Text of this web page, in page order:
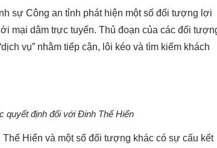
sự Công an tỉnh phát hiện một số đối tượng lợi
mại dâm trực tuyến. Thủ đoạn của các đối
vụ” nhằm tiếp cận, lôi kéo và tìm kiếm khách
quyết định đối với Đinh Thế Hiển
Hiển và một số đối tượng khác có sự cấu kết